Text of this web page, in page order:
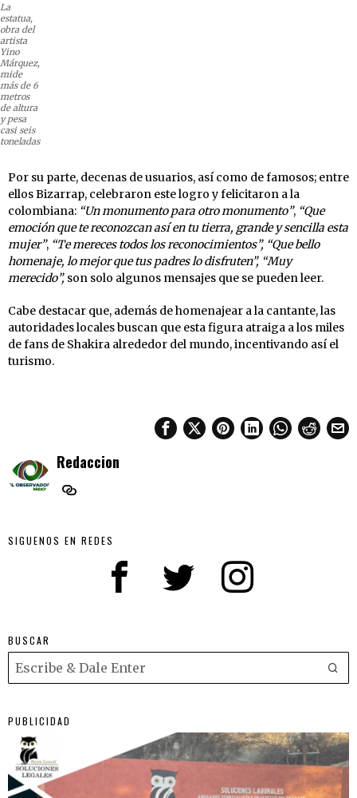
La
estatua,
obra del
artista
Yino
Márquez,
mide
más de 6
metros
de altura
y pesa
casi seis
toneladas
Por su parte, decenas de usuarios, así como de famosos; entre
ellos Bizarrap, celebraron este logro y felicitaron a la
colombiana: “Un monumento para otro monumento”, “Que
emoción que te reconozcan así en tu tierra, grande y sencilla esta
mujer”, “Te mereces todos los reconocimientos”, “Que bello
homenaje, lo mejor que tus padres lo disfruten”, “Muy
merecido”, son solo algunos mensajes que se pueden leer.
Cabe destacar que, además de homenajear a la cantante, las
autoridades locales buscan que esta figura atraiga a los miles
de fans de Shakira alrededor del mundo, incentivando así el
turismo.
Redaccion
SIGUENOS EN REDES
BUSCAR
PUBLICIDAD